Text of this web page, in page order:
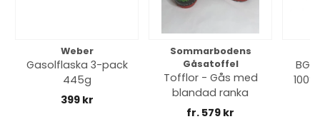
Weber
Gasolflaska 3-pack
445g
399 kr
Sommarbodens
Gåsatoffel
Tofflor - Gås med
blandad ranka
fr. 579 kr